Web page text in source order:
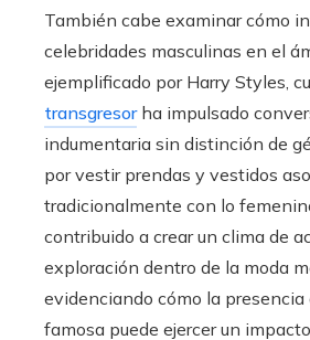
También cabe examinar cómo
celebridades masculinas en el
ejemplificado por Harry Styles,
transgresorha impulsado
indumentaria sin distinción de
por vestir prendas y vestidos
tradicionalmente con lo
contribuido a crear un clima de
exploración dentro de la moda
evidenciando cómo la presencia
famosa puede ejercer un